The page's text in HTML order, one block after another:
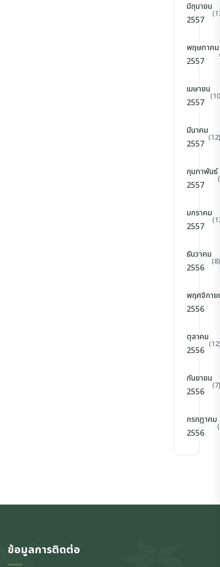
มิถุนายน
2557
พฤษภาคม
2557
เมษายน
2557
มีนาคม
2557
(12)
กุมภาพันธ์
2557
มกราคม
2557
ธันวาคม
2556
(8)
พฤศจิกาย
2556
ตุลาคม
2556
กันยายน
2556
(7)
กรกฎาคม
2556
ข้อมูลการติดต่อ